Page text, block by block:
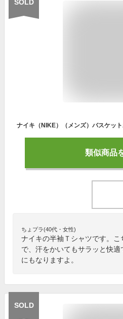
SOLD
類似商品
ちょプラ(40代・女性)
ナイキの半袖Ｔシャツです。
で、汗をかいてもサラッと快
にもなりますよ。
SOLD